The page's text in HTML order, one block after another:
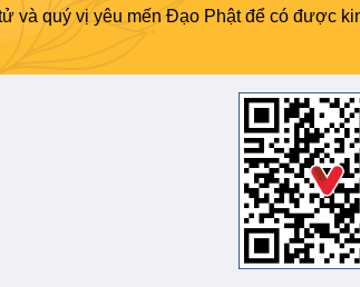
và quý vị yêu mến Đạo Phật để có được